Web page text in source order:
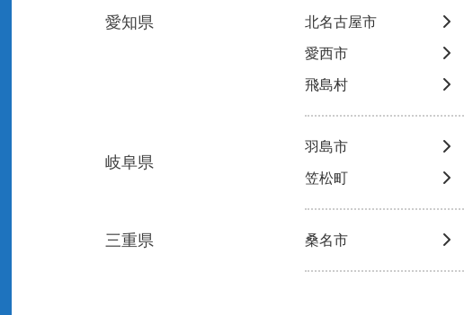
愛知県 北名古屋市
愛西市
飛島村
岐阜県
羽島市
笠松町
三重県 桑名市